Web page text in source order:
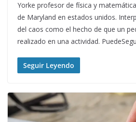
Yorke profesor de física y
de Maryland en estados unidos.
del caos como el hecho de que un
realizado en una actividad.
Seguir Leyendo